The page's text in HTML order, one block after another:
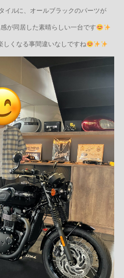
イルに、オールブラックのパーツが
が同居した素晴らしい一台です
しくなる事間違いなしですね